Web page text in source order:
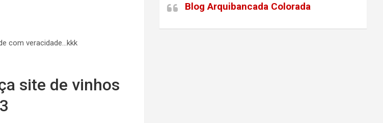
com veracidade…kkk
site de vinhos
Blog Arquibancada Colorada